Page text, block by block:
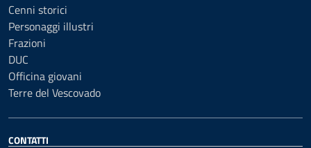
Cenni storici
Personaggi illustri
Frazioni
DUC
Officina giovani
Terre del Vescovado
CONTATTI